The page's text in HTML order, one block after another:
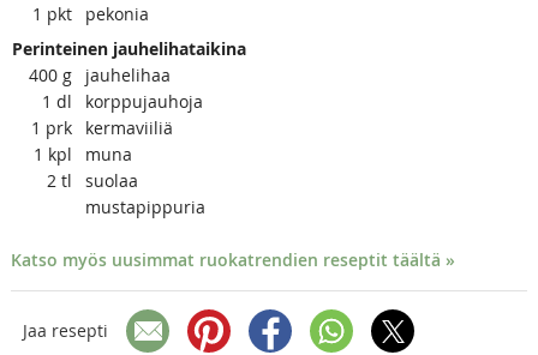
1 pkt
pekonia
Perinteinen jauhelihataikina
400 g
jauhelihaa
1 dl
korppujauhoja
1 prk
kermaviiliä
1 kpl
muna
2 tl
suolaa
mustapippuria
Katso myös uusimmat ruokatrendien reseptit täältä »
Jaa resepti